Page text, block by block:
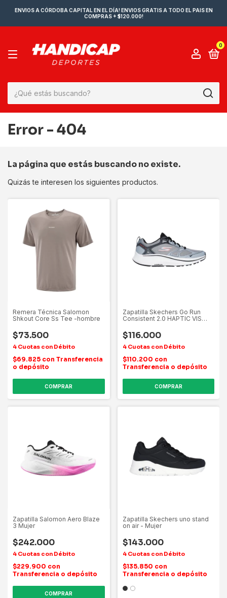
ENVIOS A CÓRDOBA CAPITAL EN EL DÍA! ENVIOS GRATIS A TODO EL PAIS EN
COMPRAS + $120.000!
0
Error - 404
La página que estás buscando no existe.
Quizás te interesen los siguientes productos.
Remera Técnica Salomon
Shkout Core Ss Tee -hombre
$73.500
$69.825 con Transferencia
o depósito
COMPRAR
Zapatilla Skechers Go Run
Consistent 2.0 HAPTIC VIS
$116.000
$110.200 con
Transferencia o depósito
COMPRAR
Zapatilla Salomon Aero Blaze
3 Mujer
$242.000
$229.900 con
Transferencia o depósito
COMPRAR
Zapatilla Skechers uno stand
on air - Mujer
$143.000
$135.850 con
Transferencia o depósito